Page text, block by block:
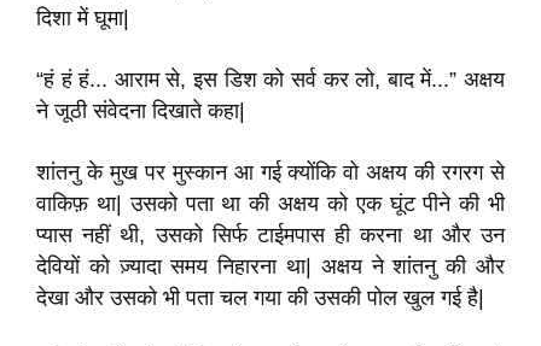
दिशा में घूमा|
“हं हं हं... आराम से, इस डिश को सर्व कर लो, बाद में...” अक्षय
ने जूठी संवेदना दिखाते कहा|
शांतनु के मुख पर मुस्कान आ गई क्योंकि वो अक्षय की रगरग से
वाकिफ़ था| उसको पता था की अक्षय को एक घूंट पीने की भी
प्यास नहीं थी, उसको सिर्फ टाईमपास ही करना था और उन
देवियों को ज़्यादा समय निहारना था| अक्षय ने शांतनु की और
देखा और उसको भी पता चल गया की उसकी पोल खुल गई है|